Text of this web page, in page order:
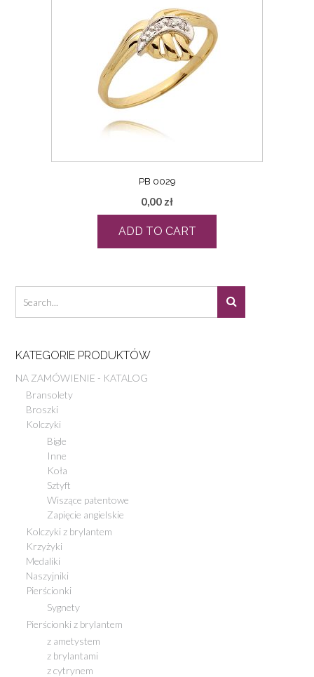
PB 0029
0,00 zł
ADD TO CART
KATEGORIE PRODUKTÓW
NA ZAMÓWIENIE - KATALOG
Bransolety
Broszki
Kolczyki
Bigle
Inne
Koła
Sztyft
Wiszące patentowe
Zapięcie angielskie
Kolczyki z brylantem
Krzyżyki
Medaliki
Naszyjniki
Pierścionki
Sygnety
Pierścionki z brylantem
z ametystem
z brylantami
z cytrynem